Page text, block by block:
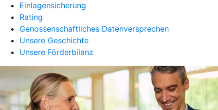
Einlagensicherung
Rating
Genossenschaftliches Datenversprechen
Unsere Geschichte
Unsere Förderbilanz